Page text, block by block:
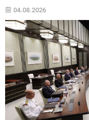
rüşvet ve irtikap suçlarına
Yetkililerden edinilen
04.08.2026